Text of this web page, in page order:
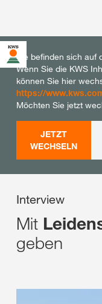
Sie befinden sich auf
Wenn Sie die KWS
können Sie hier
https://
Möchten Sie jetzt
JETZT
WECHSELN
Interview
Mit
geben